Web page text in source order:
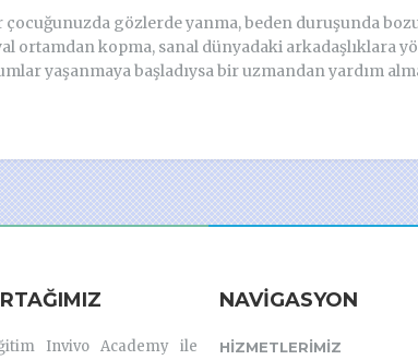
çocuğunuzda gözlerde yanma, beden duruşunda
ortamdan kopma, sanal dünyadaki arkadaşlıklara
yaşanmaya başladıysa bir uzmandan yardım
Invivo Academy ile
NAVIGASYON
HIZMETLERIMIZ